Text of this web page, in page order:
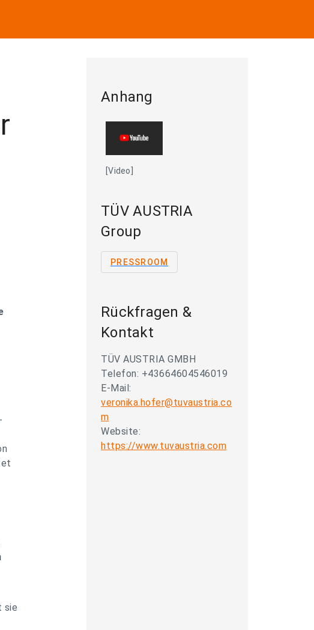
sie
Anhang
[Video]
TÜV AUSTRIA
Group
PRESSROOM
Rückfragen &
Kontakt
TÜV AUSTRIA GMBH
Telefon: +43664604546019
E-Mail:
veronika.hofer@tuvaustria.co
m
Website:
https://www.tuvaustria.com